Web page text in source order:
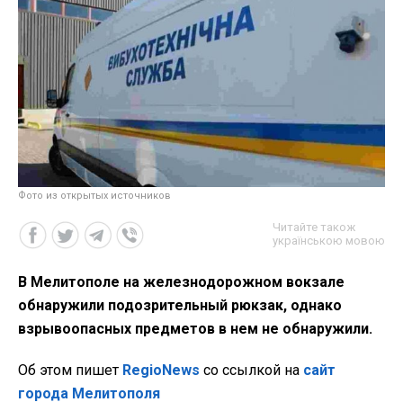
Фото из открытых источников
Читайте також
українською мовою
В Мелитополе на железнодорожном вокзале
обнаружили подозрительный рюкзак, однако
взрывоопасных предметов в нем не обнаружили.
Об этом пишет RegioNews со ссылкой на сайт
города Мелитополя